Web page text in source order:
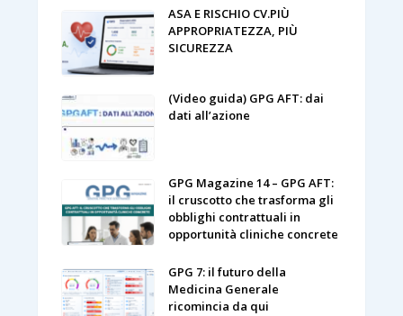
ASA E RISCHIO CV.PIÙ
APPROPRIATEZZA, PIÙ
SICUREZZA
(Video guida) GPG AFT: dai
dati all’azione
GPG Magazine 14 – GPG AFT:
il cruscotto che trasforma gli
obblighi contrattuali in
opportunità cliniche concrete
GPG 7: il futuro della
Medicina Generale
ricomincia da qui